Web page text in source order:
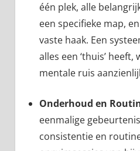
één plek, alle
een specifieke map,
vaste haak. Een
alles een ‘thuis’ heeft,
mentale ruis
Onderhoud en
eenmalige
consistentie en